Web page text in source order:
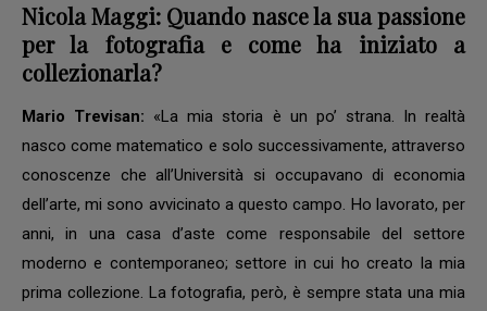
Nicola Maggi: Quando nasce la sua passione
per la fotografia e come ha iniziato a
collezionarla?
Mario Trevisan: «La mia storia è un po’ strana. In realtà
nasco come matematico e solo successivamente, attraverso
conoscenze che all’Università si occupavano di economia
dell’arte, mi sono avvicinato a questo campo. Ho lavorato, per
anni, in una casa d’aste come responsabile del settore
moderno e contemporaneo; settore in cui ho creato la mia
prima collezione. La fotografia, però, è sempre stata una mia